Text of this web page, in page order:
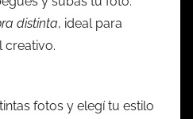
distinta, ideal para
creativo.
fotos y elegí tu estilo